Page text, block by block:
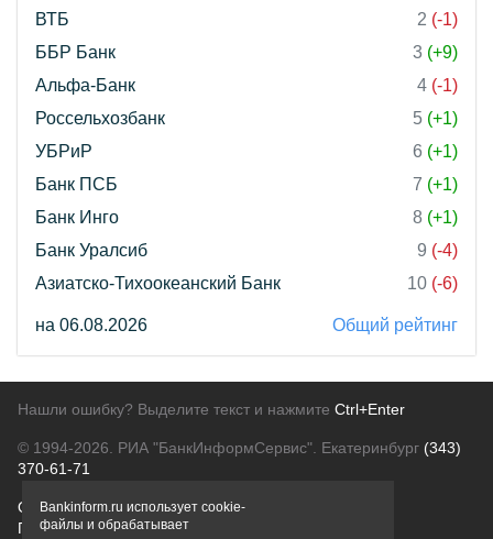
ВТБ
2 (-1)
ББР Банк
3 (+9)
Альфа-Банк
4 (-1)
Россельхозбанк
5 (+1)
УБРиР
6 (+1)
Банк ПСБ
7 (+1)
Банк Инго
8 (+1)
Банк Уралсиб
9 (-4)
Азиатско-Тихоокеанский Банк
10 (-6)
на 06.08.2026 Общий рейтинг
Нашли ошибку? Выделите текст и нажмите Ctrl+Enter
© 1994-2026. РИА "БанкИнформСервис". Екатеринбург (343)
370-61-71
О проектеПолитика конфиденциальности
Правовая информацияДля рекламодателей
Bankinform.ru использует cookie-
файлы и обрабатывает